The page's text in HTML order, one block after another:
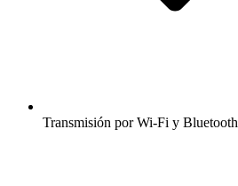
Transmisión por Wi-Fi y Bluetooth